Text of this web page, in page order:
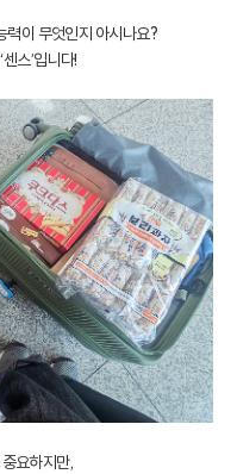
력이 무엇인지 아시나요?
센스’입니다!
요하지만,